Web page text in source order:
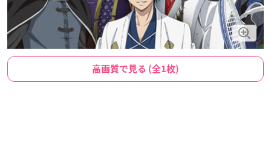
高画質で見る (全1枚)